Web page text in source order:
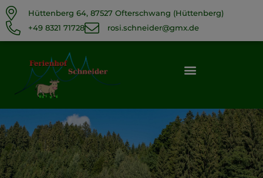
Hüttenberg 64, 87527 Ofterschwang (Hüttenberg)
+49 8321 71728
rosi.schneider@gmx.de